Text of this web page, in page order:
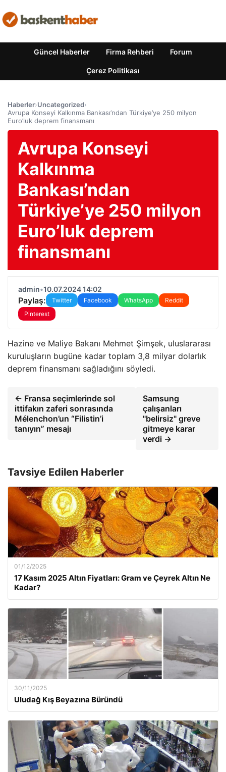
Güncel Haberler Firma Rehberi Forum
Çerez Politikası
Haberler›Uncategorized›
Avrupa Konseyi Kalkınma Bankası’ndan Türkiye’ye 250 milyon
Euro’luk deprem finansmanı
Avrupa Konseyi
Kalkınma
Bankası’ndan
Türkiye’ye 250 milyon
Euro’luk deprem
finansmanı
admin•10.07.2024 14:02
Paylaş: Twitter Facebook WhatsApp
Reddit
Pinterest
Hazine ve Maliye Bakanı Mehmet Şimşek, uluslararası
kuruluşların bugüne kadar toplam 3,8 milyar dolarlık
deprem finansmanı sağladığını söyledi.
← Fransa seçimlerinde sol
ittifakın zaferi sonrasında
Mélenchon’un “Filistin’i
tanıyın” mesajı
Samsung
çalışanları
"belirsiz" greve
gitmeye karar
verdi →
Tavsiye Edilen Haberler
01/12/2025
17 Kasım 2025 Altın Fiyatları: Gram ve Çeyrek Altın Ne
Kadar?
30/11/2025
Uludağ Kış Beyazına Büründü